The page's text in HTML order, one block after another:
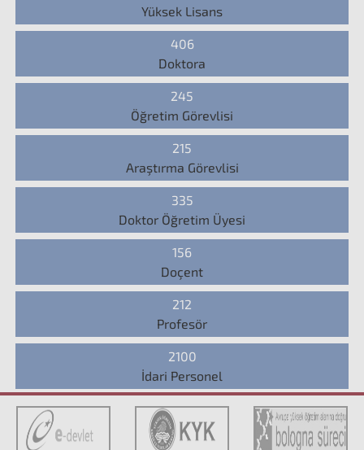
Yüksek Lisans
406
Doktora
245
Öğretim Görevlisi
215
Araştırma Görevlisi
335
Doktor Öğretim Üyesi
156
Doçent
212
Profesör
2100
İdari Personel